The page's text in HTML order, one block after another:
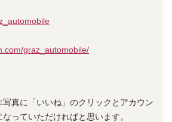
graz_automobile/
写真に「いいね」のクリックとアカウン
っていただければと思います。